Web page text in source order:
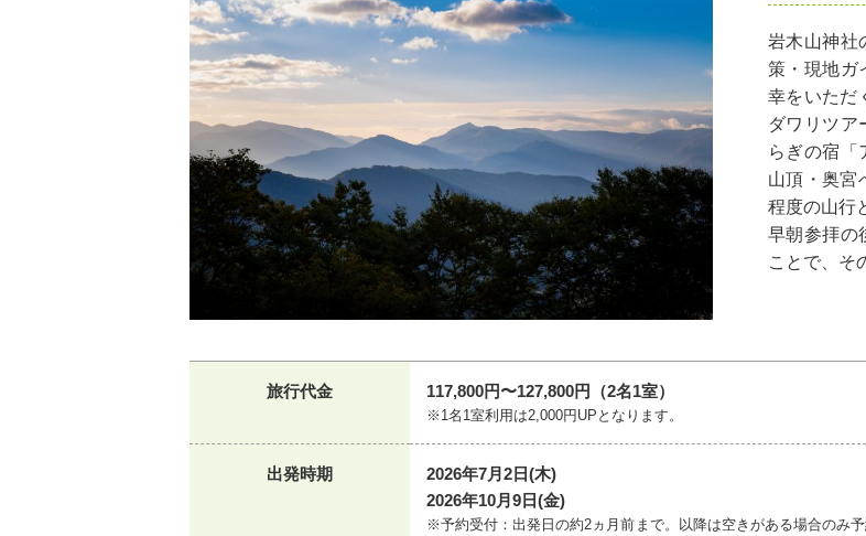
岩木山神社
策・現地ガ
幸をいただ
ダワリツア
らぎの宿「
山頂・奥宮
程度の山行
早朝参拝の
ことで、そ
旅行代金 117,800円〜127,800円（2名1室）
※1名1室利用は2,000円UPとなります。
出発時期
2026年7月2日(木)
2026年10月9日(金)
※予約受付：出発日の約2ヵ月前まで。以降は空きがある場合のみ